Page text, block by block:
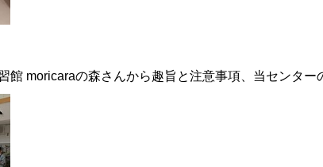
館 moricaraの森さんから趣旨と注意事項、当センタ